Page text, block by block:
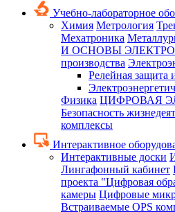
Учебно-лабораторное
Химия Метрология
Мехатроника
И ОСНОВЫ
производства
Релейная защита
Физика ЦИФРОВАЯ
Безопасность
комплексы
Интерактивное
Интерактивные доски
Лингафонный кабинет
проекта "Цифровая
камеры Цифровые
Встраиваемые OPS